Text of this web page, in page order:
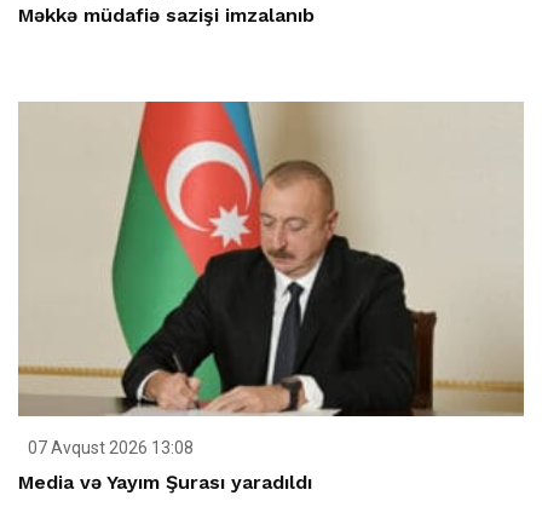
Məkkə müdafiə sazişi imzalanıb
07 Avqust 2026 13:08
Media və Yayım Şurası yaradıldı